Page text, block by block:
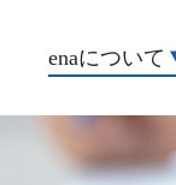
enaについて